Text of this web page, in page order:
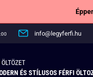
info@legyferfi.hu
ÉS STÍLUSOS FÉRFI